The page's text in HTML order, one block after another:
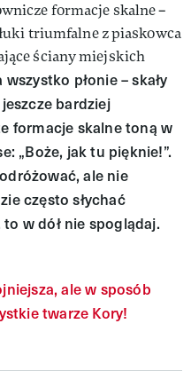
formacje skalne –
triumfalne z piaskowca
ściany miejskich
płonie – skały
bardziej
formacje skalne toną w
„Boże, jak tu pięknie!”.
ale nie
często słychać
w dół nie spoglądaj.
ale w sposób
twarze Kory!